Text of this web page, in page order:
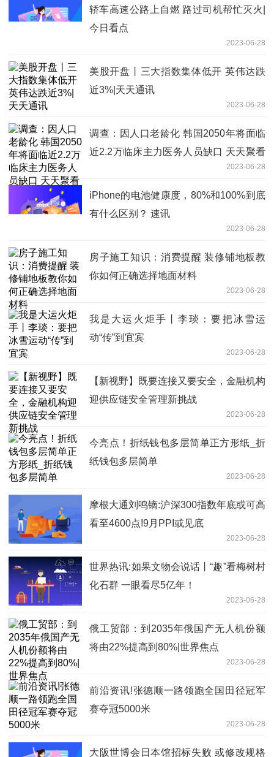
轿车高速公路上自燃 路过司机帮忙灭火|
今日看点
2023-06-28
美股开盘丨三大指数集体低开 英伟达跌
近3%|天天通讯
2023-06-28
调查：因人口老龄化 韩国2050年将面临
近2.2万临床主力医务人员缺口 天天聚看
2023-06-28
iPhone的电池健康度，80%和100%到底
有什么区别？ 速讯
2023-06-28
房子施工知识：消费提醒 装修铺地板教
你如何正确选择地面材料
2023-06-28
我是大运火炬手丨李琰：要把冰雪运
动“传”到宜宾
2023-06-28
【新视野】既要连接又要安全，金融机构
迎供应链安全管理新挑战
2023-06-28
今亮点！折纸钱包多层简单正方形纸_折
纸钱包多层简单
2023-06-28
摩根大通刘鸣镝:沪深300指数年底或可高
看至4600点!9月PPI或见底
2023-06-28
世界热讯:如果文物会说话丨“趣”看梅树村
化石群 一眼看尽5亿年！
2023-06-28
俄工贸部：到2035年俄国产无人机份额
将由22%提高到80%|世界焦点
2023-06-28
前沿资讯!张德顺一路领跑全国田径冠军
赛夺冠5000米
2023-06-28
大阪世博会日本馆招标失败 或修改规格